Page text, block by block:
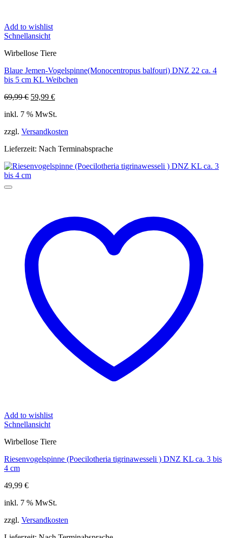
Add to wishlist
Schnellansicht
Wirbellose Tiere
Blaue Jemen-Vogelspinne(Monocentropus balfouri) DNZ 22 ca. 4
bis 5 cm KL Weibchen
69,99€ Ursprünglicher
war:
59,99 €Aktueller
ist:
inkl. 7 % MwSt.
zzgl. Versandkosten
Lieferzeit: Nach Terminabsprache
Add to wishlist
Schnellansicht
Wirbellose Tiere
Riesenvogelspinne (Poecilotheria tigrinawesseli ) DNZ KL ca. 3 bis
4 cm
49,99 €
inkl. 7 % MwSt.
zzgl. Versandkosten